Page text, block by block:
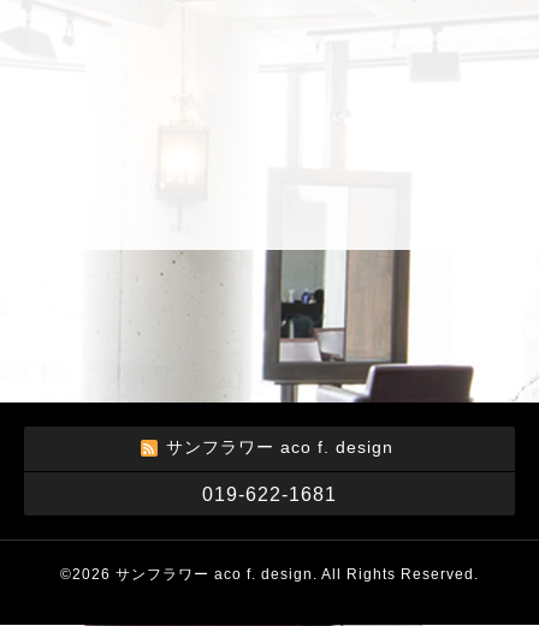
サンフラワー aco f. design
019-622-1681
©2026 サンフラワー aco f. design . All Rights Reserved.